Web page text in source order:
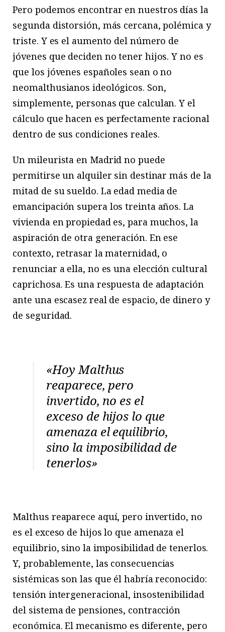
Peropodemos encontrar en nuestros días la
segunda distorsión, más cercana, polémica y
triste. Y es el aumento del número de
jóvenes que deciden no tener hijos. Y no es
que los jóvenes españoles sean o no
neomalthusianos ideológicos. Son,
simplemente, personas que calculan. Y el
cálculo que hacen es perfectamente racional
dentro de sus condiciones reales.
Un mileurista en Madrid no puede
permitirse un alquiler sin destinar más de la
mitad de su sueldo. La edad media de
emancipación supera los treinta años. La
vivienda en propiedad es, para muchos, la
aspiración de otra generación. En ese
contexto, retrasar la maternidad, o
renunciar a ella, no es una elección cultural
caprichosa. Es una respuesta de adaptación
ante una escasez real de espacio, de dinero y
de seguridad.
«Hoy Malthus
reaparece, pero
invertido, no es el
exceso de hijos lo que
amenaza el equilibrio,
sino la imposibilidad de
tenerlos»
Malthus reaparece aquí, pero invertido, no
es el exceso de hijos lo que amenaza el
equilibrio, sino la imposibilidad de tenerlos.
Y, probablemente, las consecuencias
sistémicas son las que él habría reconocido:
tensión intergeneracional, insostenibilidad
del sistema de pensiones, contracción
económica. El mecanismo es diferente, pero